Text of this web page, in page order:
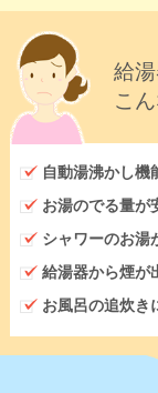
給
こ
自動湯沸かし機
お湯のでる量が
シャワーのお湯
給湯器から煙が
お風呂の追炊き